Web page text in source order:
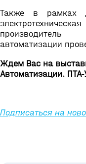
Также в рамках
автоматизации
Ждем Вас на
Автоматизации.
Подписаться на